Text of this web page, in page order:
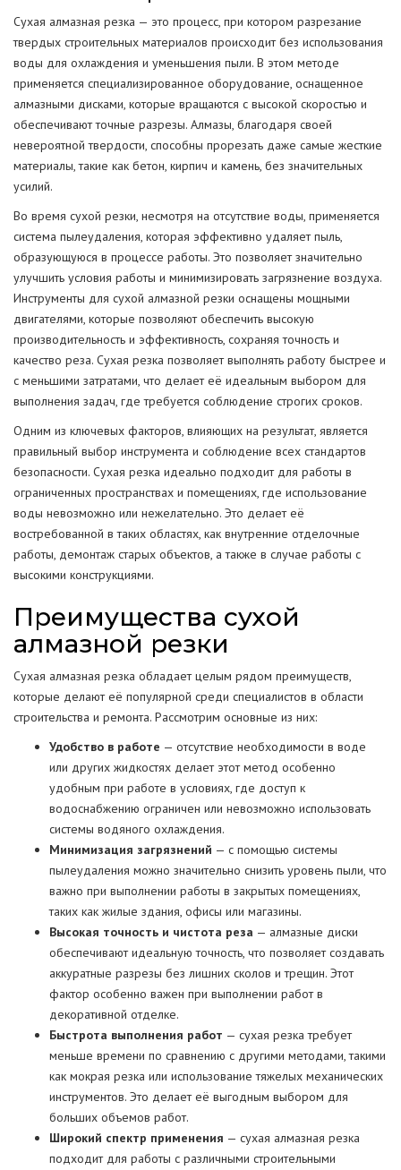
Сухая алмазная резка — это процесс, при котором разрезание
твердых строительных материалов происходит без использования
воды для охлаждения и уменьшения пыли. В этом методе
применяется специализированное оборудование, оснащенное
алмазными дисками, которые вращаются с высокой скоростью и
обеспечивают точные разрезы. Алмазы, благодаря своей
невероятной твердости, способны прорезать даже самые жесткие
материалы, такие как бетон, кирпич и камень, без значительных
усилий.
Во время сухой резки, несмотря на отсутствие воды, применяется
система пылеудаления, которая эффективно удаляет пыль,
образующуюся в процессе работы. Это позволяет значительно
улучшить условия работы и минимизировать загрязнение воздуха.
Инструменты для сухой алмазной резки оснащены мощными
двигателями, которые позволяют обеспечить высокую
производительность и эффективность, сохраняя точность и
качество реза. Сухая резка позволяет выполнять работу быстрее и
с меньшими затратами, что делает её идеальным выбором для
выполнения задач, где требуется соблюдение строгих сроков.
Одним из ключевых факторов, влияющих на результат, является
правильный выбор инструмента и соблюдение всех стандартов
безопасности. Сухая резка идеально подходит для работы в
ограниченных пространствах и помещениях, где использование
воды невозможно или нежелательно. Это делает её
востребованной в таких областях, как внутренние отделочные
работы, демонтаж старых объектов, а также в случае работы с
высокими конструкциями.
Преимущества сухой
алмазной резки
Сухая алмазная резка обладает целым рядом преимуществ,
которые делают её популярной среди специалистов в области
строительства и ремонта. Рассмотрим основные из них:
Удобство в работе — отсутствие необходимости в воде
или других жидкостях делает этот метод особенно
удобным при работе в условиях, где доступ к
водоснабжению ограничен или невозможно использовать
системы водяного охлаждения.
Минимизация загрязнений — с помощью системы
пылеудаления можно значительно снизить уровень пыли, что
важно при выполнении работы в закрытых помещениях,
таких как жилые здания, офисы или магазины.
Высокая точность и чистота реза — алмазные диски
обеспечивают идеальную точность, что позволяет создавать
аккуратные разрезы без лишних сколов и трещин. Этот
фактор особенно важен при выполнении работ в
декоративной отделке.
Быстрота выполнения работ — сухая резка требует
меньше времени по сравнению с другими методами, такими
как мокрая резка или использование тяжелых механических
инструментов. Это делает её выгодным выбором для
больших объемов работ.
Широкий спектр применения — сухая алмазная резка
подходит для работы с различными строительными